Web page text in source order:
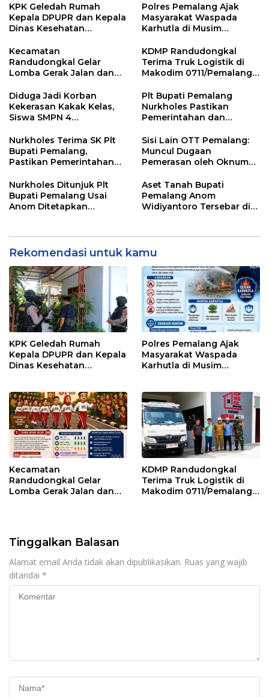
KPK Geledah Rumah
Kepala DPUPR dan Kepala
Dinas Kesehatan
Polres Pemalang Ajak
Masyarakat Waspada
Karhutla di Musim
Kecamatan
Randudongkal Gelar
Lomba Gerak Jalan dan
HUT RI ke-81
KDMP Randudongkal
Terima Truk Logistik di
Makodim 0711/Pemalang
Desa
Diduga Jadi Korban
Kekerasan Kakak Kelas,
Siswa SMPN 4
Dunia
Plt Bupati Pemalang
Nurkholes Pastikan
Pemerintahan dan
Berjalan
Nurkholes Terima SK Plt
Bupati Pemalang,
Pastikan Pemerintahan
Sisi Lain OTT Pemalang:
Muncul Dugaan
Pemerasan oleh Oknum
Nurkholes Ditunjuk Plt
Bupati Pemalang Usai
Anom Ditetapkan
Aset Tanah Bupati
Pemalang Anom
Widiyantoro Tersebar di
Rekomendasi untuk kamu
KPK Geledah Rumah
Kepala DPUPR dan Kepala
Dinas Kesehatan
Polres Pemalang Ajak
Masyarakat Waspada
Karhutla di Musim
Kecamatan
Randudongkal Gelar
Lomba Gerak Jalan dan
KDMP Randudongkal
Terima Truk Logistik di
Makodim 0711/Pemalang
Tinggalkan Balasan
Alamat email Anda tidak akan dipublikasikan. Ruas yang wajib
ditandai *